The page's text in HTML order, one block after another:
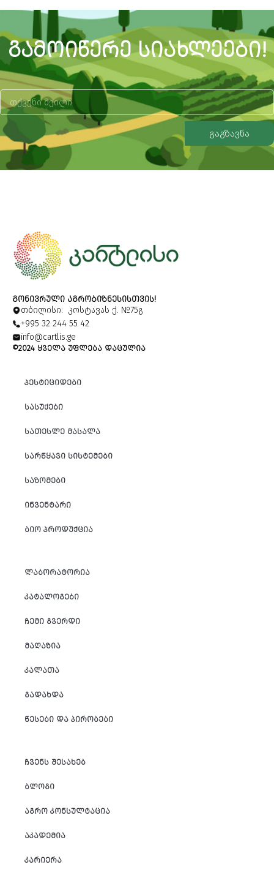
ᲒᲐᲛᲝᲘᲬᲔᲠᲔ ᲡᲘᲐᲮᲚᲔᲔᲑᲘ!
გაგზავნა
Alternative:
ᲒᲝᲜᲘᲕᲠᲣᲚᲘ ᲐᲒᲠᲝᲑᲘᲖᲜᲔᲡᲘᲡᲗᲕᲘᲡ!
თბილისი: კოსტავას ქ. №75გ
+995 32 244 55 42
info@cartlis.ge
©2024 ᲧᲕᲔᲚᲐ ᲣᲤᲚᲔᲑᲐ ᲓᲐᲪᲣᲚᲘᲐ
ᲞᲔᲡᲢᲘᲪᲘᲓᲔᲑᲘ
ᲡᲐᲡᲣᲥᲔᲑᲘ
ᲡᲐᲗᲔᲡᲚᲔ ᲛᲐᲡᲐᲚᲐ
ᲡᲐᲠᲬᲧᲐᲕᲘ ᲡᲘᲡᲢᲔᲛᲔᲑᲘ
ᲡᲐᲖᲝᲛᲔᲑᲘ
ᲘᲜᲕᲔᲜᲢᲐᲠᲘ
ᲑᲘᲝ ᲞᲠᲝᲓᲣᲥᲪᲘᲐ
ᲚᲐᲑᲝᲠᲐᲢᲝᲠᲘᲐ
ᲙᲐᲢᲐᲚᲝᲒᲔᲑᲘ
ᲩᲔᲛᲘ ᲒᲕᲔᲠᲓᲘ
ᲛᲐᲦᲐᲖᲘᲐ
ᲙᲐᲚᲐᲗᲐ
ᲒᲐᲓᲐᲮᲓᲐ
ᲬᲔᲡᲔᲑᲘ ᲓᲐ ᲞᲘᲠᲝᲑᲔᲑᲘ
ᲩᲕᲔᲜᲡ ᲨᲔᲡᲐᲮᲔᲑ
ᲑᲚᲝᲒᲘ
ᲐᲒᲠᲝ ᲙᲝᲜᲡᲣᲚᲢᲐᲪᲘᲐ
ᲐᲙᲐᲓᲔᲛᲘᲐ
ᲙᲐᲠᲘᲔᲠᲐ